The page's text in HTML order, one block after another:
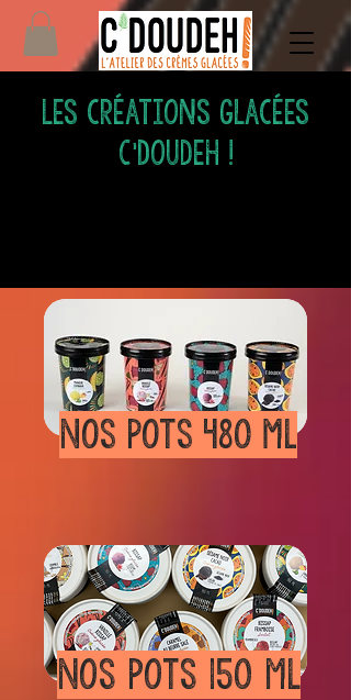
Les créations glacées
C'Doudeh !
Nos pots 480 ml
Nos pots 150 ml